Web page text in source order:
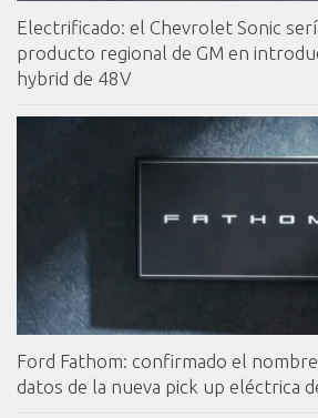
Electrificado: el Chevrolet Sonic
producto regional de GM en
hybrid de 48V
Ford Fathom: confirmado el
datos de la nueva pick up eléctrica